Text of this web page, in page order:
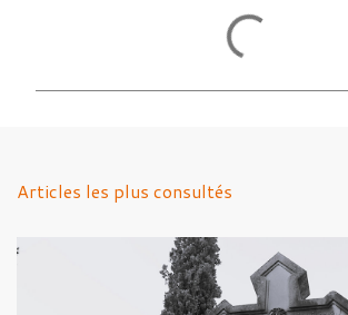
Articles les plus consultés